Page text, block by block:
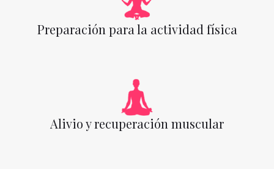
Preparación para la actividad física
Alivio y recuperación muscular